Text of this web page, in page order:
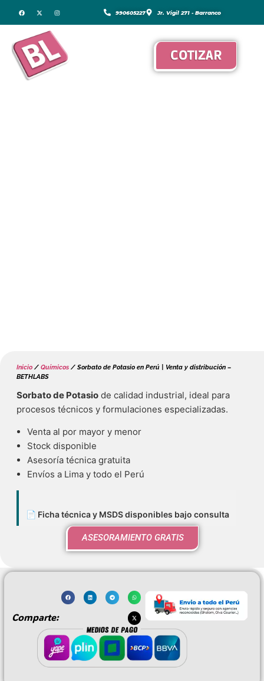
990605227 Jr. Vigil 271 - Barranco
COTIZAR
Inicio / Químicos / Sorbato de Potasio en Perú | Venta y distribución –
BETHLABS
Sorbato de Potasio de calidad industrial, ideal para
procesos técnicos y formulaciones especializadas.
Venta al por mayor y menor
Stock disponible
Asesoría técnica gratuita
Envíos a Lima y todo el Perú
📄 Ficha técnica y MSDS disponibles bajo consulta
ASESORAMIENTO GRATIS
Comparte: